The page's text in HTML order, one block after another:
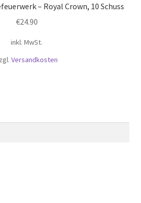
– Royal Crown, 10 Schuss
€24.90
inkl. MwSt.
Versandkosten